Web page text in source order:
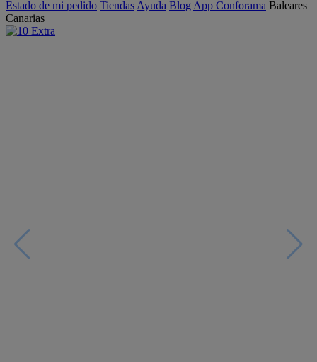
Estado de mi pedido Tiendas Ayuda Blog App Conforama Baleares
Canarias